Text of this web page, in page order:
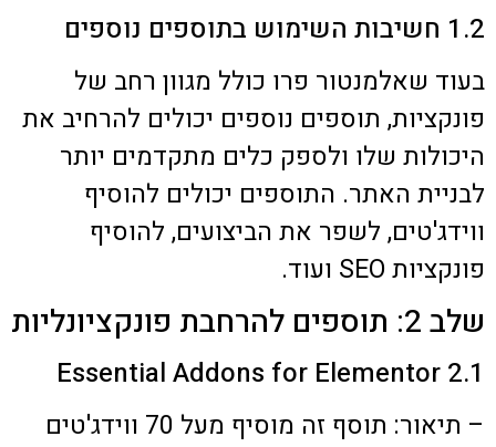
1.2 חשיבות השימוש בתוספים נוספים
בעוד שאלמנטור פרו כולל מגוון רחב של
פונקציות, תוספים נוספים יכולים להרחיב את
היכולות שלו ולספק כלים מתקדמים יותר
לבניית האתר. התוספים יכולים להוסיף
ווידג'טים, לשפר את הביצועים, להוסיף
פונקציות SEO ועוד.
שלב 2: תוספים להרחבת פונקציונליות
2.1 Essential Addons for Elementor
– תיאור: תוסף זה מוסיף מעל 70 ווידג'טים